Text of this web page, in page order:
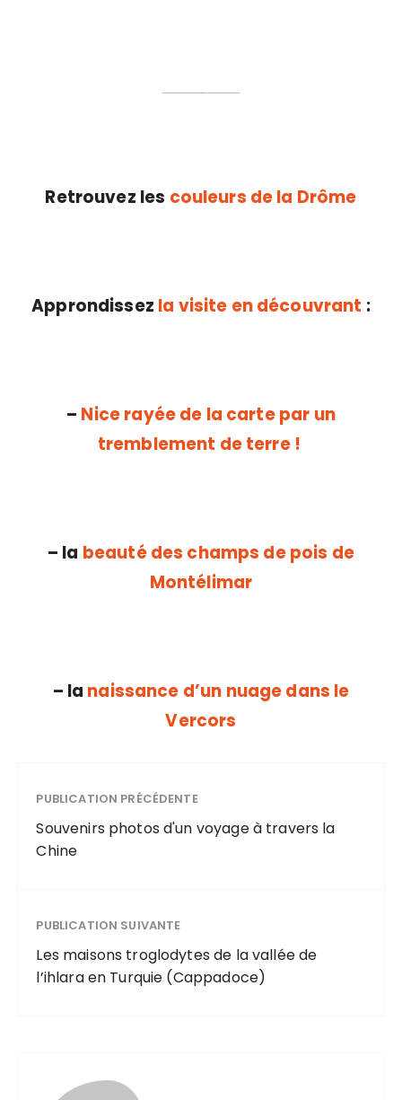
————————–
Retrouvez les couleurs de la Drôme
Approndissez la visite en découvrant :
– Nice rayée de la carte par un
tremblement de terre !
– la beauté des champs de pois de
Montélimar
– la naissance d’un nuage dans le
Vercors
PUBLICATION PRÉCÉDENTE
Souvenirs photos d'un voyage à travers la
Chine
PUBLICATION SUIVANTE
Les maisons troglodytes de la vallée de
l’ihlara en Turquie (Cappadoce)